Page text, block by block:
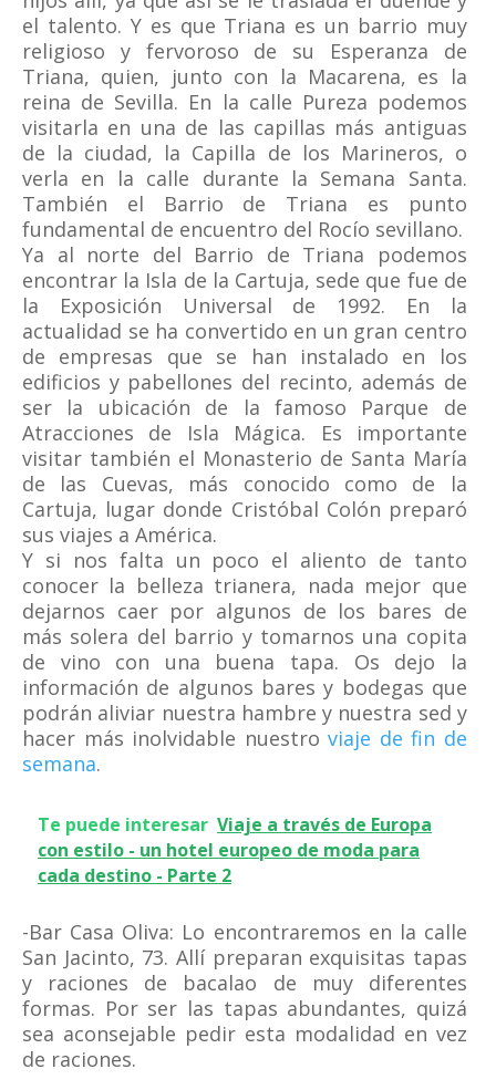
el talento. Y es que Triana es un barrio muy
religioso y fervoroso de su Esperanza de
Triana, quien, junto con la Macarena, es la
reina de Sevilla. En la calle Pureza podemos
visitarla en una de las capillas más antiguas
de la ciudad, la Capilla de los Marineros, o
verla en la calle durante la Semana Santa.
También el Barrio de Triana es punto
fundamental de encuentro del Rocío sevillano.
Ya al norte del Barrio de Triana podemos
encontrar la Isla de la Cartuja, sede que fue de
la Exposición Universal de 1992. En la
actualidad se ha convertido en un gran centro
de empresas que se han instalado en los
edificios y pabellones del recinto, además de
ser la ubicación de la famoso Parque de
Atracciones de Isla Mágica. Es importante
visitar también el Monasterio de Santa María
de las Cuevas, más conocido como de la
Cartuja, lugar donde Cristóbal Colón preparó
sus viajes a América.
Y si nos falta un poco el aliento de tanto
conocer la belleza trianera, nada mejor que
dejarnos caer por algunos de los bares de
más solera del barrio y tomarnos una copita
de vino con una buena tapa. Os dejo la
información de algunos bares y bodegas que
podrán aliviar nuestra hambre y nuestra sed y
hacer más inolvidable nuestroviaje de fin de
semana.
Te puede interesar Viaje a través de Europa
con estilo - un hotel europeo de moda para
cada destino - Parte 2
-Bar Casa Oliva: Lo encontraremos en la calle
San Jacinto, 73. Allí preparan exquisitas tapas
y raciones de bacalao de muy diferentes
formas. Por ser las tapas abundantes, quizá
sea aconsejable pedir esta modalidad en vez
de raciones.